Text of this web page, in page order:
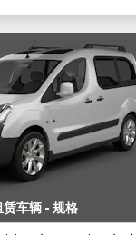
车辆 - 规格